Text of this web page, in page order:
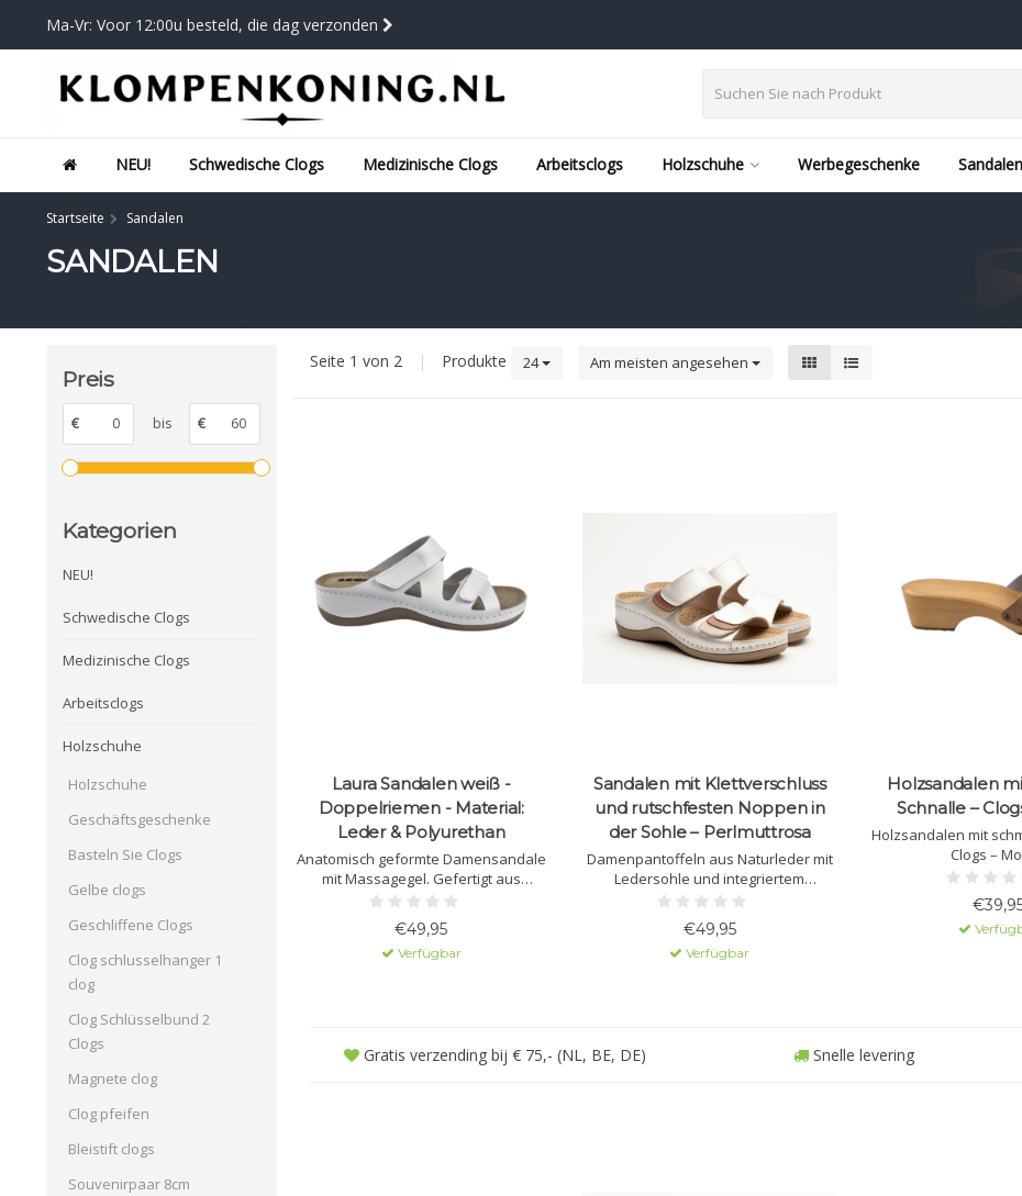
Ma-Vr: Voor 12:00u besteld, die dag verzonden
NEU! Schwedische Clogs Medizinische Clogs Arbeitsclogs Holzschuhe Werbegeschenke Sandalen
Startseite Sandalen
SANDALEN
Preis
€ bis €
Kategorien
NEU!
Schwedische Clogs
Medizinische Clogs
Arbeitsclogs
Holzschuhe
Holzschuhe
Geschäftsgeschenke
Basteln Sie Clogs
Gelbe clogs
Geschliffene Clogs
Clog schlusselhanger 1
clog
Clog Schlüsselbund 2
Clogs
Magnete clog
Clog pfeifen
Bleistift clogs
Souvenirpaar 8cm
Seite 1 von 2 | Produkte 24 Am meisten angesehen
Laura Sandalen weiß -
Doppelriemen - Material:
Leder & Polyurethan
Anatomisch geformte Damensandale
mit Massagegel. Gefertigt aus
Naturleder mit Polyurethansohle.
€49,95
Verfügbar
Sandalen mit Klettverschluss
und rutschfesten Noppen in
der Sohle – Perlmuttrosa
Damenpantoffeln aus Naturleder mit
Ledersohle und integriertem
Massagegel. Die Sohle besteht aus
Der Klettverschluss am Obermaterial
sorgt für sicheren Halt.
€49,95
Verfügbar
Holzsandalen
Schnalle –
Holzsandalen mit
Clogs –
Gratis verzending bij € 75,- (NL, BE, DE) Snelle levering